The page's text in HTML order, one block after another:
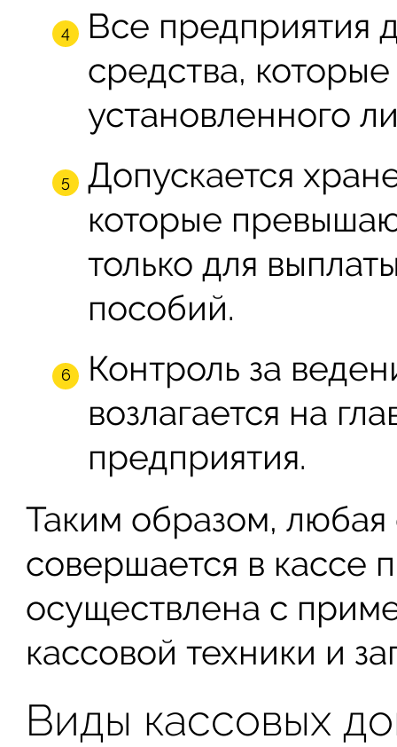
Все предприятия
средства,
установленного
Допускается
которые
только для
пособий.
Контроль за
возлагается на
предприятия.
Таким образом, любая
совершается в кассе
осуществлена с
кассовой техники и
Виды кассовых